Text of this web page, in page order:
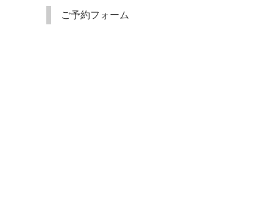
ご予約フォーム